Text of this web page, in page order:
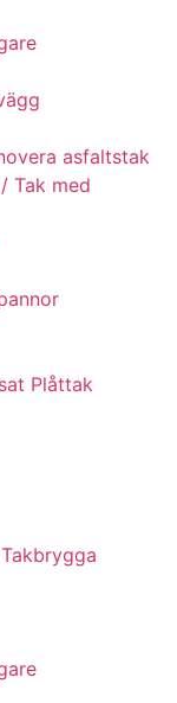
asfaltstak
Tak med
Plåttak